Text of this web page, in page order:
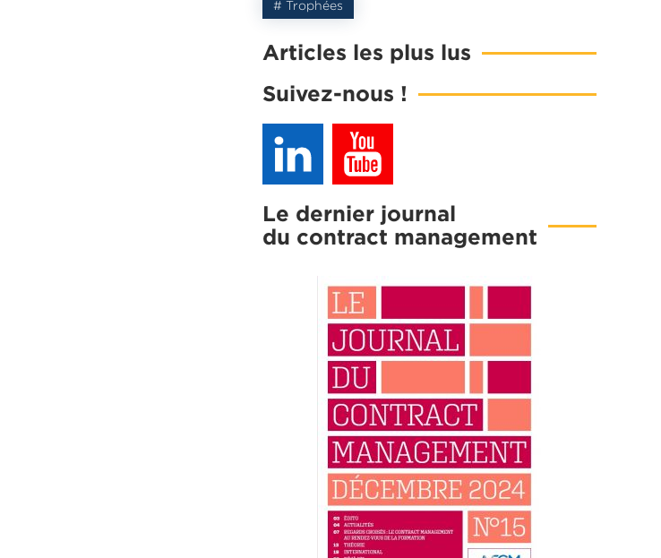
# Trophées
Articles les plus lus
Suivez-nous !
Le dernier journal
du contract management